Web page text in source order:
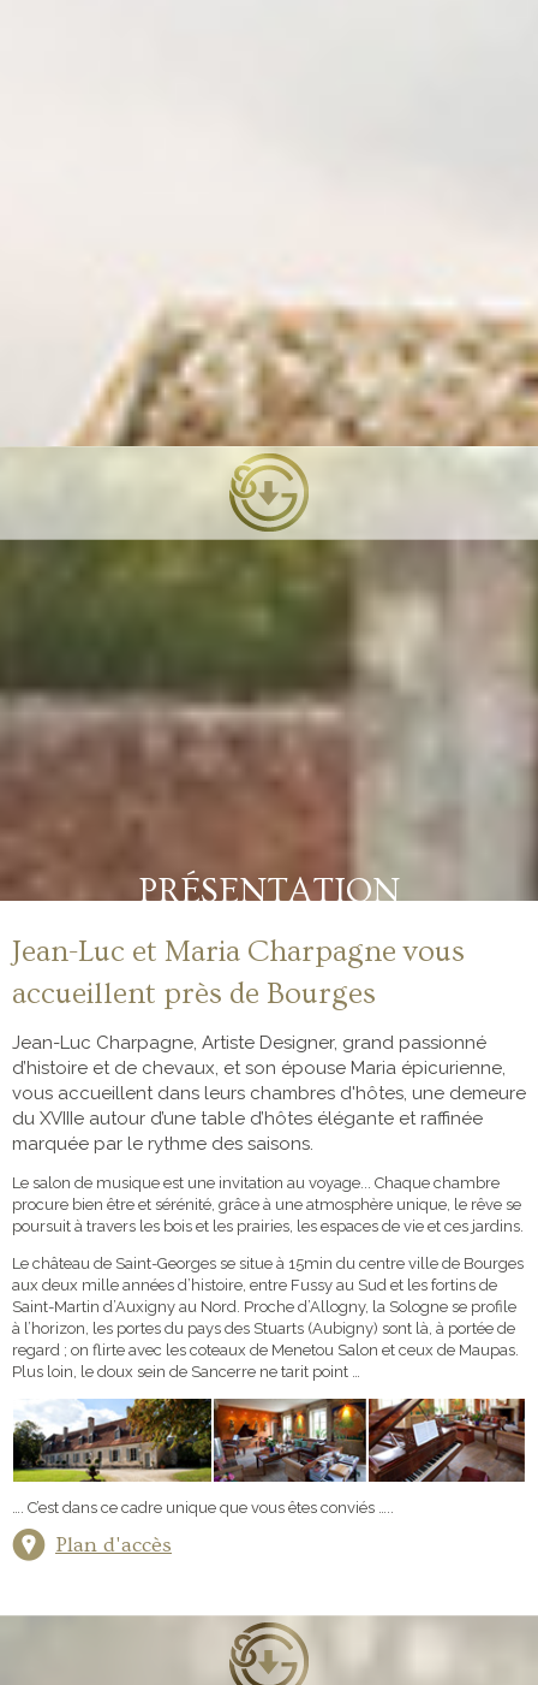
PRÉSENTATION
Jean-Luc et Maria Charpagne vous
accueillent près de Bourges
Jean-Luc Charpagne, Artiste Designer, grand passionné
d’histoire et de chevaux, et son épouse Maria épicurienne,
vous accueillent dans leurs chambres d'hôtes, une demeure
du XVIIIe autour d’une table d’hôtes élégante et raffinée
marquée par le rythme des saisons.
Le salon de musique est une invitation au voyage... Chaque chambre
procure bien être et sérénité, grâce à une atmosphère unique, le rêve se
poursuit à travers les bois et les prairies, les espaces de vie et ces jardins.
Le château de Saint-Georges se situe à 15min du centre ville de Bourges
aux deux mille années d’histoire, entre Fussy au Sud et les fortins de
Saint-Martin d’Auxigny au Nord. Proche d’Allogny, la Sologne se profile
à l’horizon, les portes du pays des Stuarts (Aubigny) sont là, à portée de
regard ; on flirte avec les coteaux de Menetou Salon et ceux de Maupas.
Plus loin, le doux sein de Sancerre ne tarit point …
…. C’est dans ce cadre unique que vous êtes conviés …..
Plan d'accès